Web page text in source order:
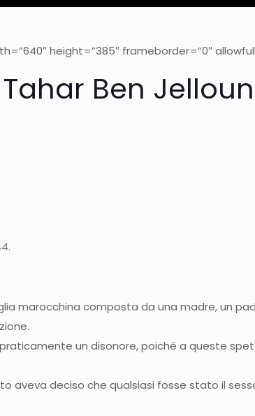
height=”385″ frameborder=”0″
Ben Jelloun
marocchina composta da una madre, un
un disonore, poiché a queste
aveva deciso che qualsiasi fosse stato il